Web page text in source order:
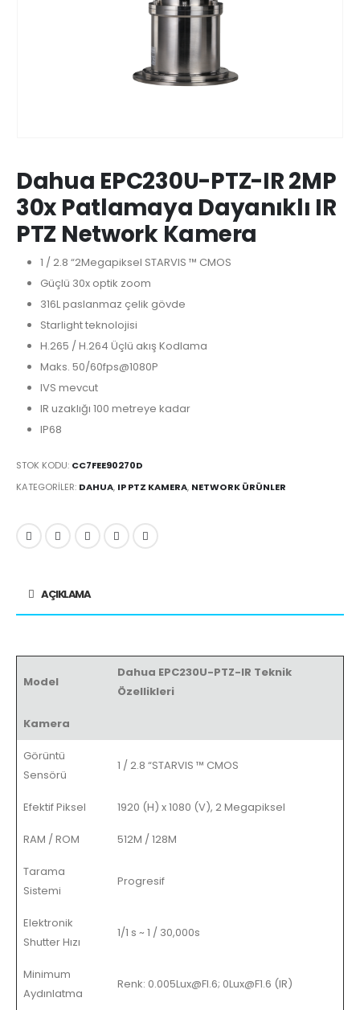
Dahua EPC230U-PTZ-IR 2MP
30x Patlamaya Dayanıklı IR
PTZ Network Kamera
1 / 2.8 “2Megapiksel STARVIS ™ CMOS
Güçlü 30x optik zoom
316L paslanmaz çelik gövde
Starlight teknolojisi
H.265 / H.264 Üçlü akış Kodlama
Maks. 50/60fps@1080P
IVS mevcut
IR uzaklığı 100 metreye kadar
IP68
STOK KODU: CC7FEE90270D
KATEGORILER: DAHUA, IP PTZ KAMERA, NETWORK ÜRÜNLER
AÇIKLAMA
Model
Dahua EPC230U-PTZ-IR Teknik
Özellikleri
Kamera
Görüntü
Sensörü
1 / 2.8 “STARVIS ™ CMOS
Efektif Piksel 1920 (H) x 1080 (V), 2 Megapiksel
RAM / ROM 512M / 128M
Tarama
Sistemi
Progresif
Elektronik
Shutter Hızı
1/1 s ~ 1 / 30,000s
Minimum
Aydınlatma
Renk: 0.005Lux@Fl.6; 0Lux@F1.6 (IR)